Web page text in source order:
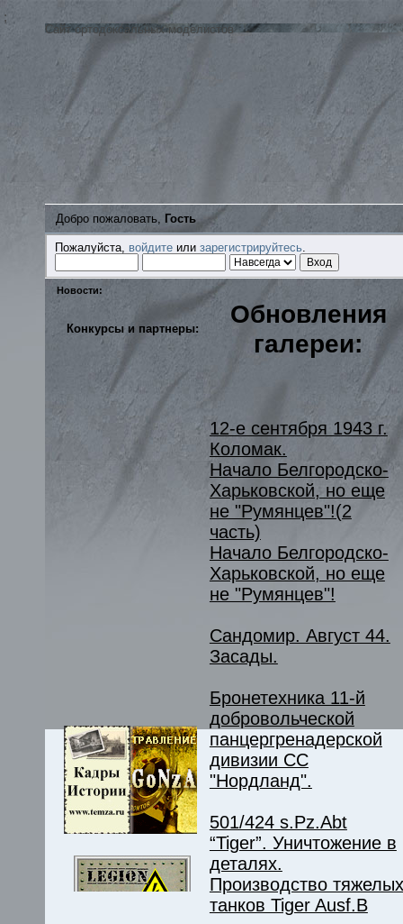
;
Сайт ортодоксальных моделистов
Добро пожаловать, Гость
Пожалуйста, войдите илизарегистрируйтесь
Новости:
Конкурсы и партнеры:
Обновления
галереи:
12-е сентября 1943 г.
Коломак.
Начало Белгородско-
Харьковской, но еще
не "Румянцев"!(2
часть)
Начало Белгородско-
Харьковской, но еще
не "Румянцев"!
Сандомир. Август 44.
Засады.
Бронетехника 11-й
добровольческой
панцергренадерской
дивизии СС
"Нордланд".
501/424 s.Pz.Abt
“Tiger”. Уничтожение в
деталях.
Производство тяжелых
танков Tiger Ausf.B